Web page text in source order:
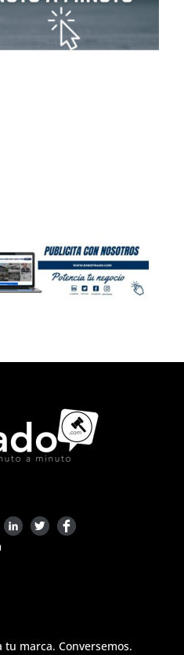
tu marca. Conversemos.